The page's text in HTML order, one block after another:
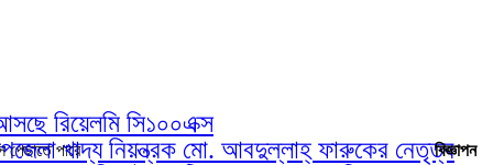
রিয়েলমি সি১০০এক্স
খাদ্য নিয়ন্ত্রক মো. আবদুল্লাহ্ ফারুকের নেতৃত্ব
পারে বিজ্ঞাপন